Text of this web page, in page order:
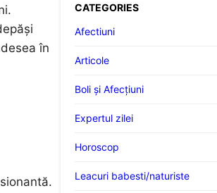
în
CATEGORIES
Afectiuni
Articole
Boli și Afecțiuni
Expertul zilei
Horoscop
Leacuri babesti/naturiste